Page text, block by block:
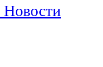
Новости